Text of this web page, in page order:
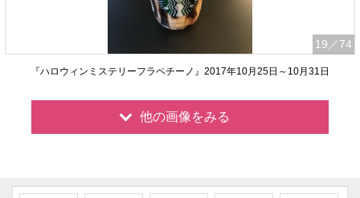
19 ／74
『ハロウィンミステリーフラペチーノ』2017年10月25日～10月31日
他の画像をみる